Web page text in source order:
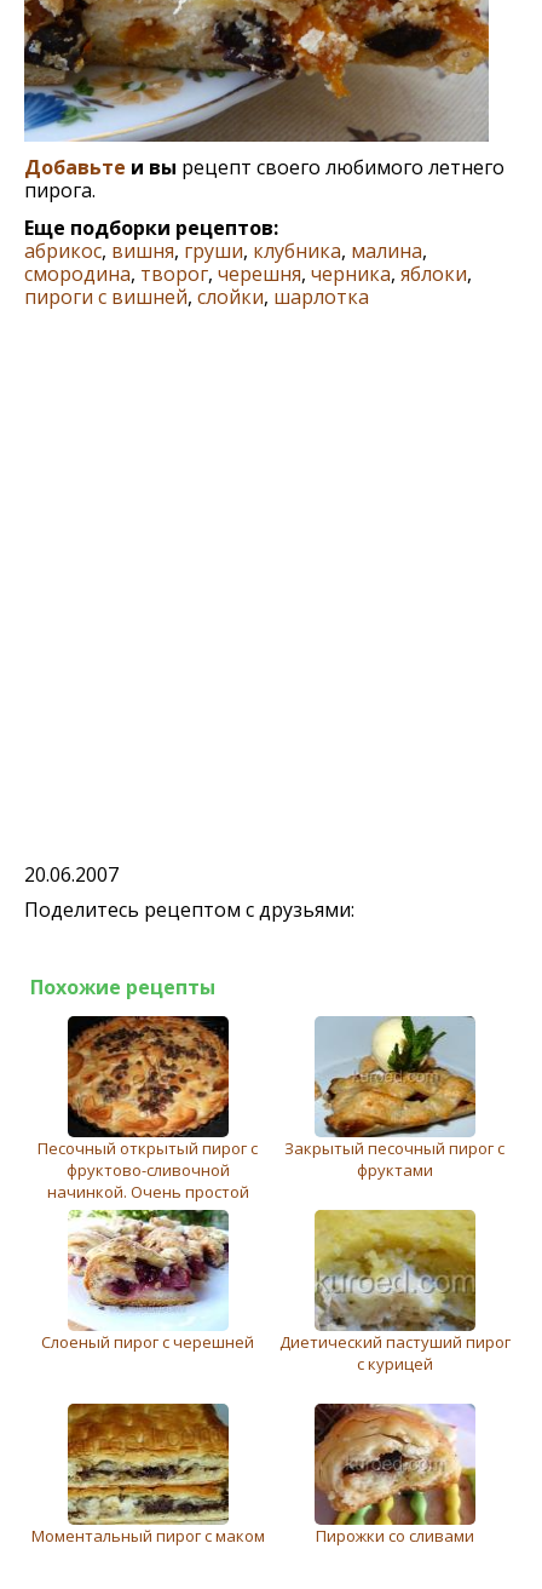
Добавьте и вы рецепт своего любимого летнего
пирога.
Еще подборки рецептов:
абрикос, вишня, груши, клубника, малина,
смородина, творог, черешня, черника, яблоки,
пироги с вишней, слойки, шарлотка
20.06.2007
Поделитесь рецептом с друзьями:
Похожие рецепты
Песочный открытый пирог с
фруктово-сливочной
начинкой. Очень простой
Закрытый песочный пирог с
фруктами
Слоеный пирог с черешней
Диетический пастуший пирог
с курицей
Моментальный пирог с маком Пирожки со сливами